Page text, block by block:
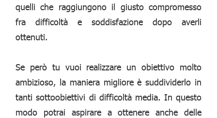
quelli che raggiungono il giusto compromesso
fra difficoltà e soddisfazione dopo averli
ottenuti.
Se però tu vuoi realizzare un obiettivo molto
ambizioso, la maniera migliore è suddividerlo in
tanti sottoobiettivi di difficoltà media. In questo
modo potrai aspirare a ottenere anche delle